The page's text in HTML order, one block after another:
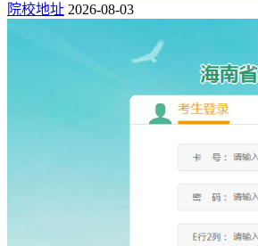
院校地址 2026-08-03